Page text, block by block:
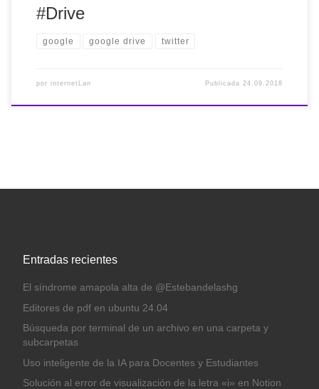
#Drive
google google drive twitter
por internetLan Publicada 24.09.2018
Entradas recientes
El síndrome amapola alta de @Estebandelashg
Editores de pdf en ubuntu 24.04
Búsqueda por terminal de un archivo en una carpeta y
subcarpetas
Uso inteligente de la IA para Docentes y Estudiantes
Solución al error de visualización de la letra «i» en Notion